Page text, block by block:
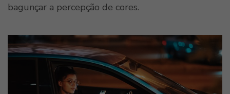
bagunçar a percepção de cores.